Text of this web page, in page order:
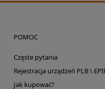
POMOC
Częste pytania
Rejestracja urządzeń PLB \
Jak kupować?